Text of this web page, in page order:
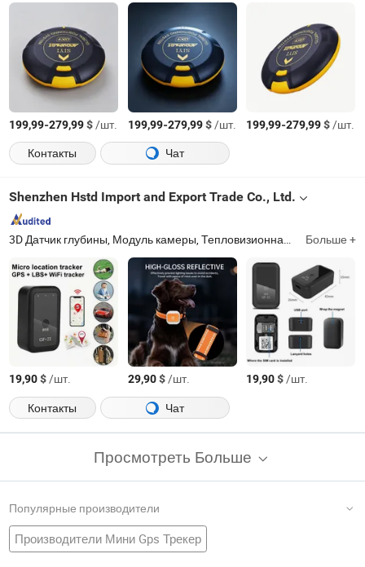
199,99-279,99$/шт. 199,99-279,99$/шт. 199,99-279,99$/шт.
Контакты
Чат
Shenzhen Hstd Import and Export Trade Co., Ltd.
3D Датчик глубины, Модуль камеры, Тепловизионная камера, Микрофонный массив Больше +
19,90$/шт. 29,90$/шт. 19,90$/шт.
Контакты
Чат
Просмотреть Больше
Популярные производители
Производители Мини Gps Трекер